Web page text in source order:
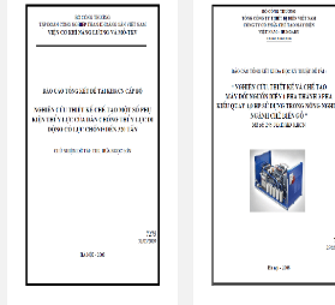
hại chủ yếu trên
Đăk Nông
nâng cao năng
vững ở Đăk Lăk